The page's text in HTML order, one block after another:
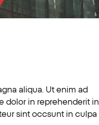
aliqua. Ut enim ad
dolor in reprehenderit in
sint occsunt in culpa